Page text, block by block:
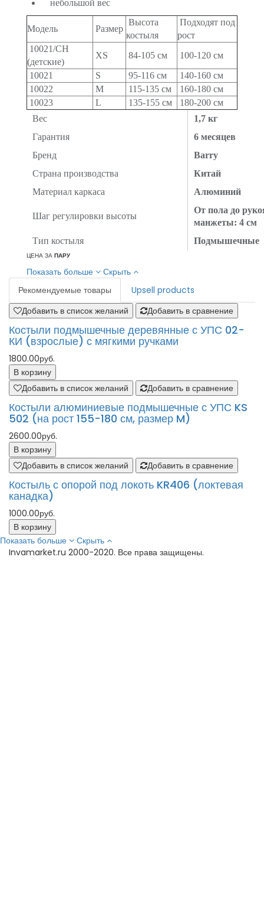
небольшой вес
Модель Размер
Высота
костыля
Подходят под
рост
10021/CH
(детские)
XS 84-105 см
100-120 см
10021
S 95-116 см
140-160 см
10022
M 115-135 см
160-180 см
10023
L 135-155 см
180-200 см
Вес
1,7 кг
Гарантия
6 месяцев
Бренд
Barry
Страна производства
Китай
Материал каркаса
Алюминий
Шаг регулировки высоты
От пола до
манжеты: 4 см
Тип костыля
Подмышечные
ЦЕНА ЗА ПАРУ
Показать больше
Скрыть
Рекомендуемые товары
Upsell products
Добавить в список желаний
Добавить в сравнение
Костыли подмышечные деревянные с УПС 02-
КИ (взрослые) с мягкими ручками
1800.00руб.
В корзину
Добавить в список желаний
Добавить в сравнение
Костыли алюминиевые подмышечные с УПС KS
502 (на рост 155-180 см, размер M)
2600.00руб.
В корзину
Добавить в список желаний
Добавить в сравнение
Костыль с опорой под локоть KR406 (локтевая
канадка)
1000.00руб.
В корзину
Показать больше
Скрыть
Invamarket.ru 2000-2020. Все права защищены.